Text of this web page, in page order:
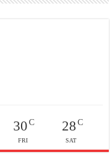
30C
FRI
28C
SAT